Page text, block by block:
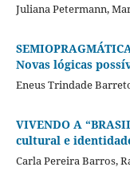
Juliana Petermann,
Novas lógicas
Eneus Trindade
VIVENDO A
cultural e
Carla Pereira Barros,